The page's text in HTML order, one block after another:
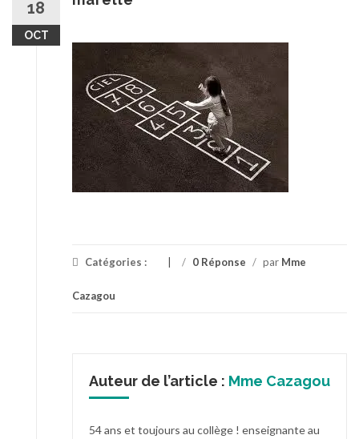
18
OCT
Catégories : / 0 Réponse / par Mme
Cazagou
Auteur de l’article : Mme Cazagou
54 ans et toujours au collège ! enseignante au